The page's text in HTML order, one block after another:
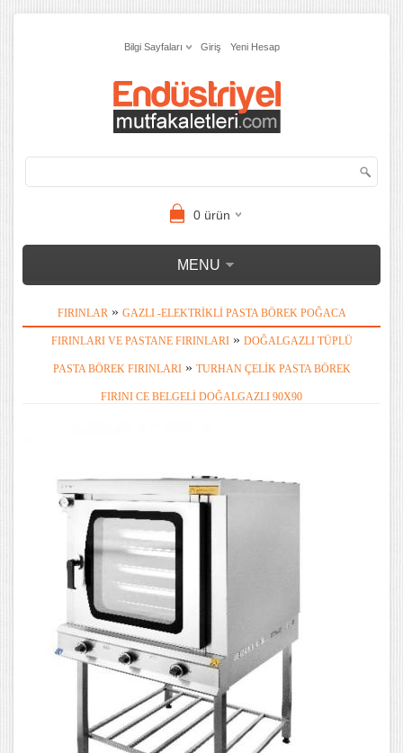
Bilgi Sayfaları Giriş Yeni Hesap
0ürün
MENU
FIRINLAR » GAZLI -ELEKTRIKLI PASTA BÖREK POĞACA
FIRINLARI VE PASTANE FIRINLARI» DOĞALGAZLI TÜPLÜ
PASTA BÖREK FIRINLARI» TURHAN ÇELIK PASTA BÖREK
FIRINI CE BELGELI DOĞALGAZLI 90X90